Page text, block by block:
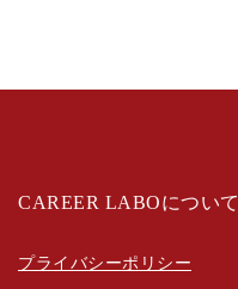
CAREER LABOについて
プライバシーポリシー